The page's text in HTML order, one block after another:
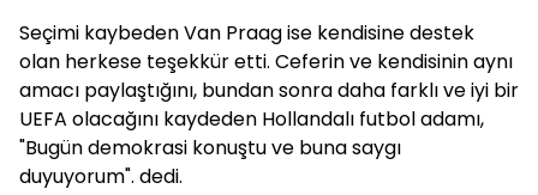
Seçimi kaybeden Van Praag ise kendisine destek
olan herkese teşekkür etti. Ceferin ve kendisinin aynı
amacı paylaştığını, bundan sonra daha farklı ve iyi bir
UEFA olacağını kaydeden Hollandalı futbol adamı,
"Bugün demokrasi konuştu ve buna saygı
duyuyorum". dedi.